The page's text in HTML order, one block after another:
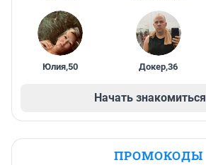
Юлия,50 Докер,36
Начать знакомиться
ПРОМОКОДЫ